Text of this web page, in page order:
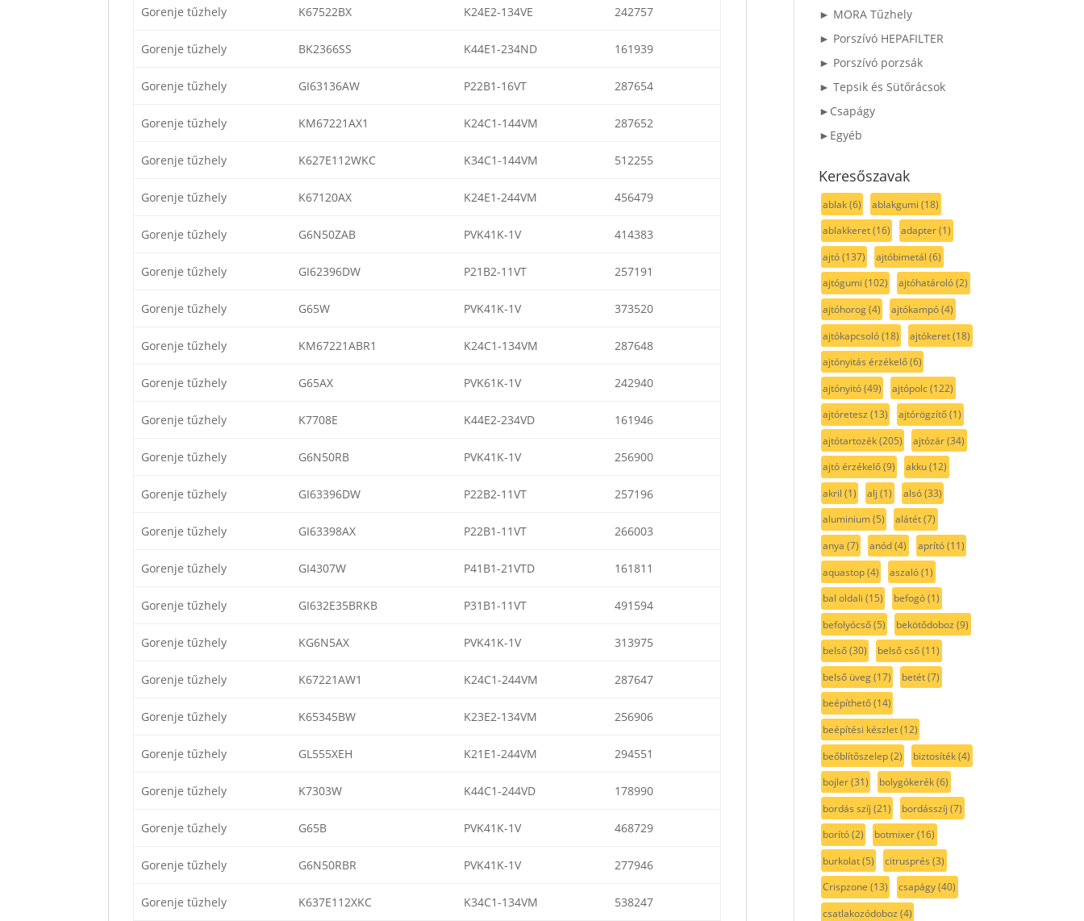
Gorenje tűzhely K67522BX K24E2-134VE 242757
Gorenje tűzhely BK2366SS K44E1-234ND 161939
Gorenje tűzhely GI63136AW P22B1-16VT 287654
Gorenje tűzhely KM67221AX1 K24C1-144VM 287652
Gorenje tűzhely K627E112WKC K34C1-144VM 512255
Gorenje tűzhely K67120AX K24E1-244VM 456479
Gorenje tűzhely G6N50ZAB PVK41K-1V 414383
Gorenje tűzhely GI62396DW P21B2-11VT 257191
Gorenje tűzhely G65W PVK41K-1V 373520
Gorenje tűzhely KM67221ABR1 K24C1-134VM 287648
Gorenje tűzhely G65AX PVK61K-1V 242940
Gorenje tűzhely K7708E K44E2-234VD 161946
Gorenje tűzhely G6N50RB PVK41K-1V 256900
Gorenje tűzhely GI63396DW P22B2-11VT 257196
Gorenje tűzhely GI63398AX P22B1-11VT 266003
Gorenje tűzhely GI4307W P41B1-21VTD 161811
Gorenje tűzhely GI632E35BRKB P31B1-11VT 491594
Gorenje tűzhely KG6N5AX PVK41K-1V 313975
Gorenje tűzhely K67221AW1 K24C1-244VM 287647
Gorenje tűzhely K65345BW K23E2-134VM 256906
Gorenje tűzhely GL555XEH K21E1-244VM 294551
Gorenje tűzhely K7303W K44C1-244VD 178990
Gorenje tűzhely G65B PVK41K-1V 468729
Gorenje tűzhely G6N50RBR PVK41K-1V 277946
Gorenje tűzhely K637E112XKC K34C1-134VM 538247
► MORA Tűzhely
► Porszívó HEPAFILTER
► Porszívó porzsák
► Tepsik és Sütőrácsok
►Csapágy
►Egyéb
Keresőszavak
ablak(6) ablakgumi (18)
ablakkeret(16) adapter(1)
ajtó(137) ajtóbimetál (6)
ajtógumi (102) ajtóhatároló(2)
ajtóhorog(4) ajtókampó(4)
ajtókapcsoló(18) ajtókeret(18)
ajtónyitás érzékelő(6)
ajtónyitó(49) ajtópolc(122)
ajtóretesz (13) ajtórögzítő(1)
ajtótartozék(205) ajtózár(34)
ajtó érzékelő(9) akku(12)
akril (1) alj (1) alsó(33)
aluminium(5) alátét(7)
anya (7) anód(4) aprító(11)
aquastop(4) aszaló(1)
bal oldali (15) befogó(1)
befolyócső(5) bekötődoboz (9)
belső(30) belső cső(11)
belső üveg(17) betét(7)
beépíthető(14)
beépítési készlet(12)
beőblítőszelep(2) biztosíték(4)
bojler(31) bolygókerék(6)
bordás szíj (21) bordásszíj (7)
borító(2) botmixer(16)
burkolat(5) citrusprés (3)
Crispzone (13) csapágy(40)
csatlakozódoboz (4)